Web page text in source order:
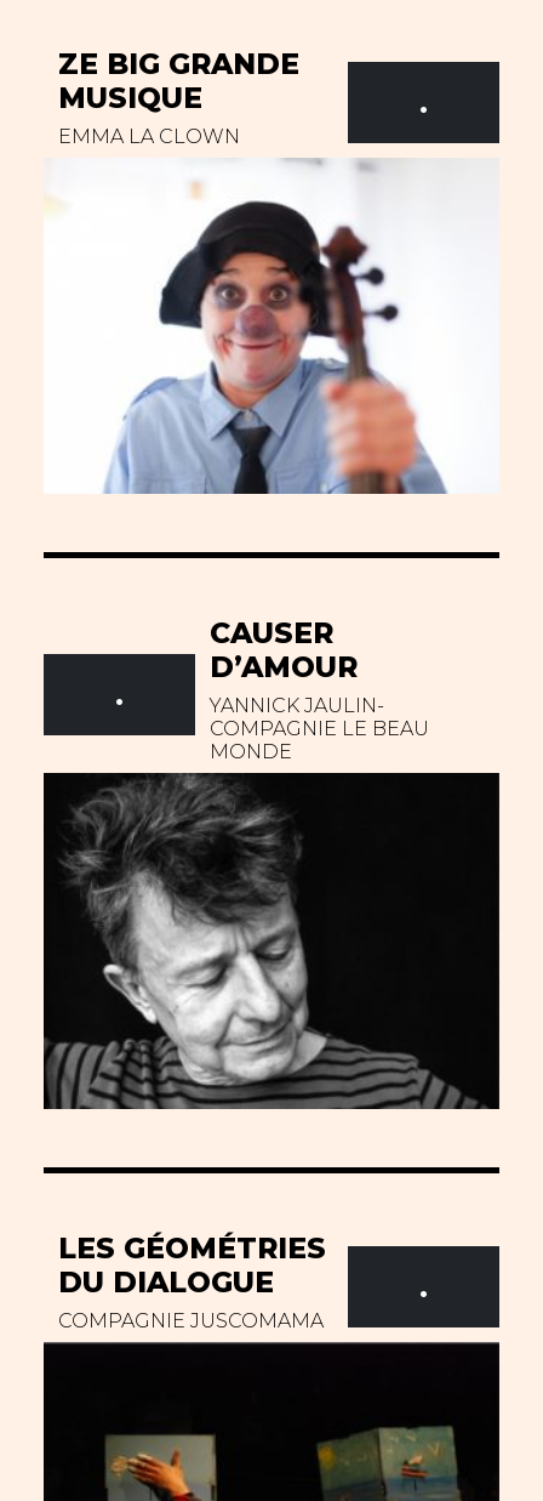
ZE BIG GRANDE
MUSIQUE
EMMA LA CLOWN
.
CAUSER
D’AMOUR
YANNICK JAULIN-
COMPAGNIE LE BEAU
MONDE
.
LES GÉOMÉTRIES
DU DIALOGUE
COMPAGNIE JUSCOMAMA
.